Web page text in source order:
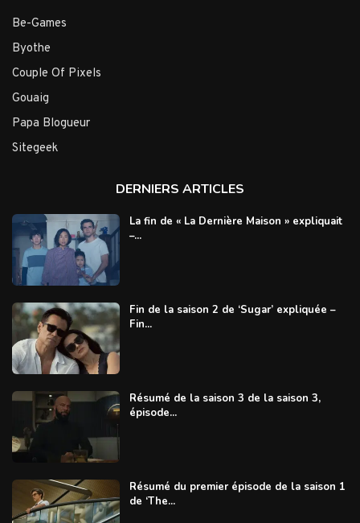
Be-Games
Byothe
Couple Of Pixels
Gouaig
Papa Blogueur
Sitegeek
DERNIERS ARTICLES
La fin de « La Dernière Maison » expliquait
–...
Fin de la saison 2 de ‘Sugar’ expliquée –
Fin...
Résumé de la saison 3 de la saison 3,
épisode...
Résumé du premier épisode de la saison 1
de ‘The...